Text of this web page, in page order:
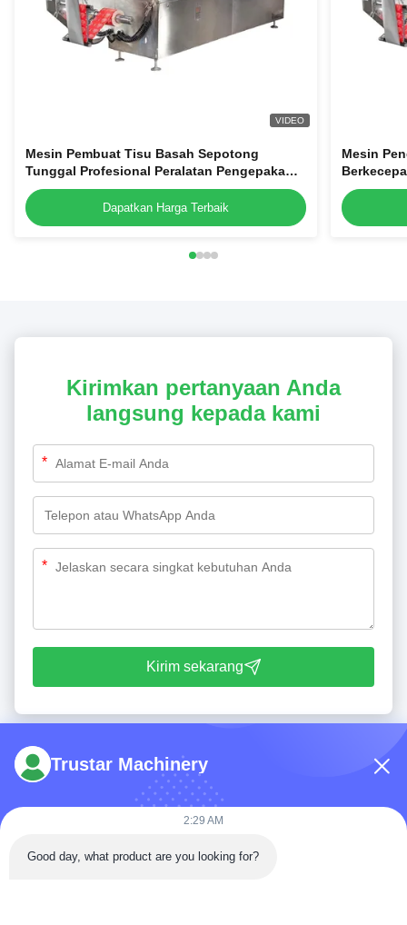
VIDEO
Mesin Pembuat Tisu Basah Sepotong
Tunggal Profesional Peralatan Pengepakan
Jaringan Penyegel Empat Sisi
Dapatkan Harga Terbaik
Mesin
Bantalan
Sisi
Kirimkan pertanyaan Anda
langsung kepada kami
*
*
Kirim sekarang
Telp: 86-180-5882-0351
Trustar Machinery
2:29 AM
Good day, what product are you looking for?